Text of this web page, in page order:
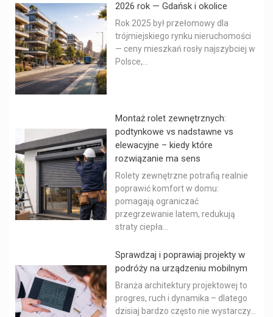
2026 rok — Gdańsk i okolice
Rok 2025 był przełomowy dla
trójmiejskiego rynku nieruchomości
— ceny mieszkań rosły najszybciej w
Polsce,...
Montaż rolet zewnętrznych:
podtynkowe vs nadstawne vs
elewacyjne – kiedy które
rozwiązanie ma sens
Rolety zewnętrzne potrafią realnie
poprawić komfort w domu:
pomagają ograniczać
przegrzewanie latem, redukują
straty ciepła...
Sprawdzaj i poprawiaj projekty w
podróży na urządzeniu mobilnym
Branża architektury projektowej to
progres, ruch i dynamika – dlatego
dzisiaj bardzo często nie wystarczy...